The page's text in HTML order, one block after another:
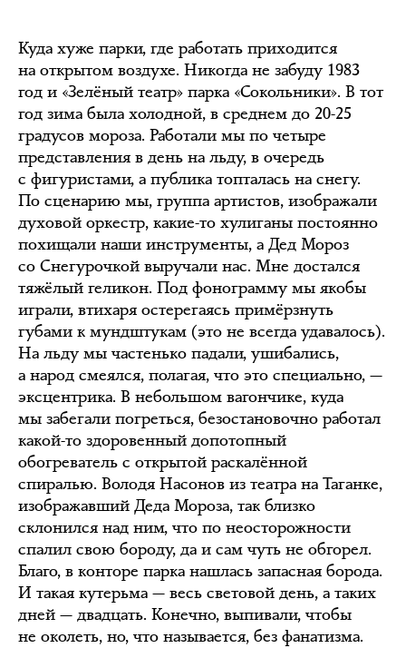
Куда хуже парки, где работать приходится
на открытом воздухе. Никогда не забуду 1983
год и «Зелёный театр» парка «Сокольники». В тот
год зима была холодной, в среднем до 20-25
градусов мороза. Работали мы по четыре
представления в день на льду, в очередь
с фигуристами, а публика топталась на снегу.
По сценарию мы, группа артистов, изображали
духовой оркестр, какие-то хулиганы постоянно
похищали наши инструменты, а Дед Мороз
со Снегурочкой выручали нас. Мне достался
тяжёлый геликон. Под фонограмму мы якобы
играли, втихаря остерегаясь примёрзнуть
губами к мундштукам (это не всегда удавалось).
На льду мы частенько падали, ушибались,
а народ смеялся, полагая, что это специально, —
эксцентрика. В небольшом вагончике, куда
мы забегали погреться, безостановочно работал
какой-то здоровенный допотопный
обогреватель с открытой раскалённой
спиралью. Володя Насонов из театра на Таганке,
изображавший Деда Мороза, так близко
склонился над ним, что по неосторожности
спалил свою бороду, да и сам чуть не обгорел.
Благо, в конторе парка нашлась запасная борода.
И такая кутерьма — весь световой день, а таких
дней — двадцать. Конечно, выпивали, чтобы
не околеть, но, что называется, без фанатизма.